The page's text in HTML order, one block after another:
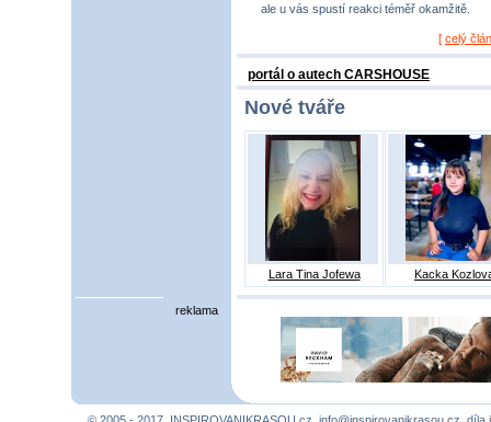
ale u vás spustí reakci téměř okamžitě.
[ celý
portál o autech CARSHOUSE
Nové tváře
Lara Tina Jofewa Kacka
reklama